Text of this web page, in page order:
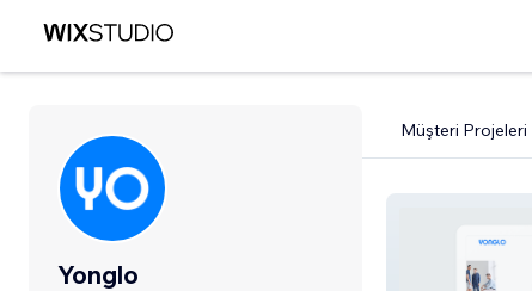
Yonglo
Müşteri Projeleri